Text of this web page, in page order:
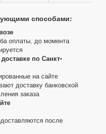
способами:
оплаты, до момента
по Санкт-
на сайте
доставку банковской
заказа
после